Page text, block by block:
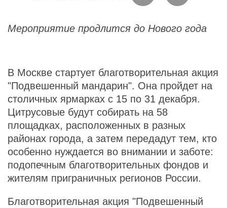
Мероприятие продлится до Нового года
В Москве стартует благотворительная акция
"Подвешенный мандарин". Она пройдет на
столичных ярмарках с 15 по 31 декабря.
Цитрусовые будут собирать на 58
площадках, расположенных в разных
районах города, а затем передадут тем, кто
особенно нуждается во внимании и заботе:
подопечным благотворительных фондов и
жителям приграничных регионов России.
Благотворительная акция "Подвешенный